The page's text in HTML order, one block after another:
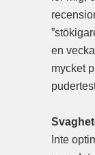
en
mycket
Inte